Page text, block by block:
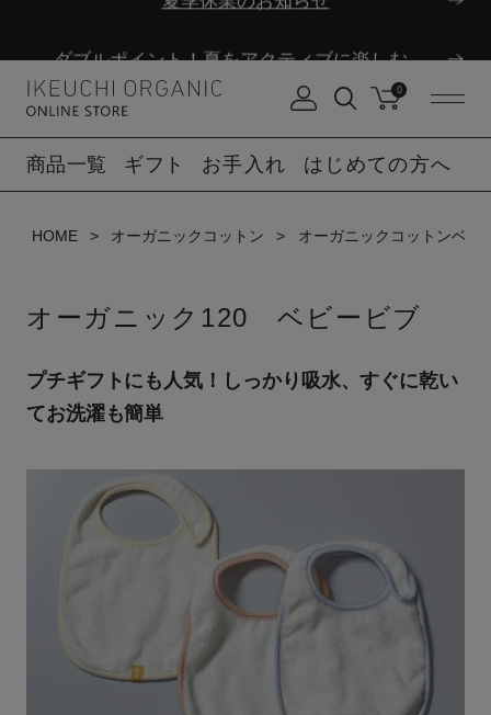
夏季休業のお知らせ
ダブルポイント！夏をアクティブに楽しむ夏タオル
0
商品一覧 ギフト お手入れ はじめての方へ
HOME オーガニックコットン オーガニックコットンベビ
オーガニック120 ベビービブ
プチギフトにも人気！しっかり吸水、すぐに乾い
てお洗濯も簡単